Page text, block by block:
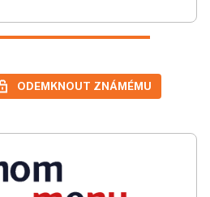
ODEMKNOUT ZNÁMÉMU